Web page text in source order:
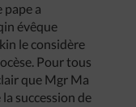
a
évêque
le considère
Pour tous
que Mgr Ma
succession de